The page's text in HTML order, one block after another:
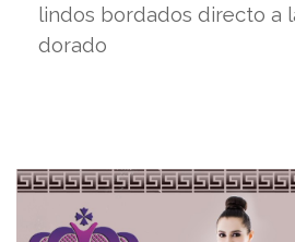
lindos bordados directo a
dorado